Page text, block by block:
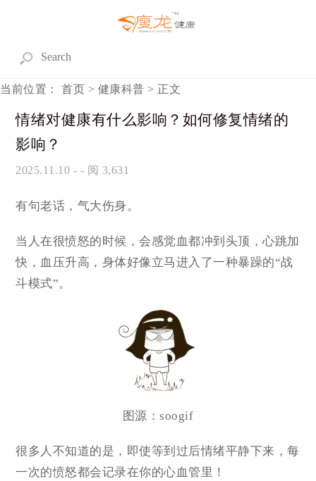
当前位置： 首页 > 健康科普 > 正文
情绪对健康有什么影响？如何修复情绪的
影响？
2025.11.10 - - 阅 3,631
有句老话，气大伤身。
当人在很愤怒的时候，会感觉血都冲到头顶，心跳加
快，血压升高，身体好像立马进入了一种暴躁的“战
斗模式”。
图源：soogif
很多人不知道的是，即使等到过后情绪平静下来，每
一次的愤怒都会记录在你的心血管里！